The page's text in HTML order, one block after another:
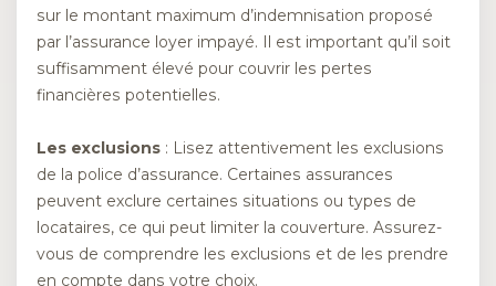
sur le montant maximum d’indemnisation proposé
par l’assurance loyer impayé. Il est important qu’il soit
suffisamment élevé pour couvrir les pertes
financières potentielles.
Les exclusions : Lisez attentivement les exclusions
de la police d’assurance. Certaines assurances
peuvent exclure certaines situations ou types de
locataires, ce qui peut limiter la couverture. Assurez-
vous de comprendre les exclusions et de les prendre
en compte dans votre choix.